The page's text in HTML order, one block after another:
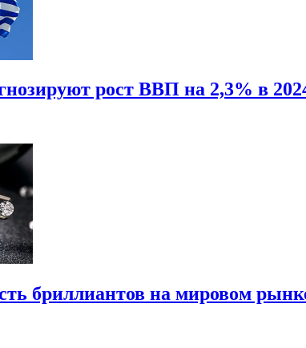
рост ВВП на 2,3% в
бриллиантов на мировом